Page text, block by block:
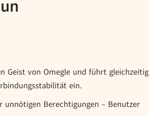
Geist von Omegle und führt gleichzeitig
ein.
unnötigen Berechtigungen – Benutzer